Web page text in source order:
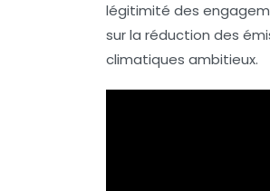
légitimité des
sur la réduction des
climatiques ambitieux.